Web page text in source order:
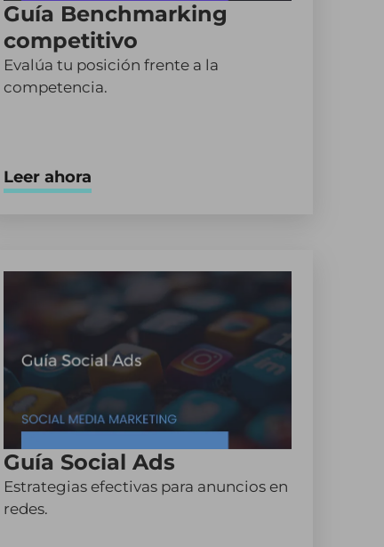
Guía Benchmarking
competitivo
Evalúa tu posición frente a la
competencia.
Leer ahora
Guía Social Ads
Estrategias efectivas para anuncios en
redes.